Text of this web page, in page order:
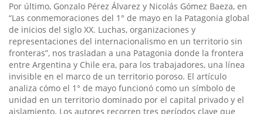
Por último, Gonzalo Pérez Álvarez y Nicolás Gómez Baeza, en
“Las conmemoraciones del 1° de mayo en la Patagonia global
de inicios del siglo XX. Luchas, organizaciones y
representaciones del internacionalismo en un territorio sin
fronteras”, nos trasladan a una Patagonia donde la frontera
entre Argentina y Chile era, para los trabajadores, una línea
invisible en el marco de un territorio poroso. El artículo
analiza cómo el 1° de mayo funcionó como un símbolo de
unidad en un territorio dominado por el capital privado y el
aislamiento. Los autores recorren tres períodos clave que